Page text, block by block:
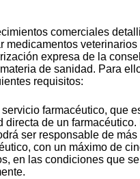
comerciales
medicamentos veterinarios
expresa de la
de sanidad. Para
requisitos:
farmacéutico, que
directa de un farmacéutico.
ser responsable de más
con un máximo de
en las condiciones que